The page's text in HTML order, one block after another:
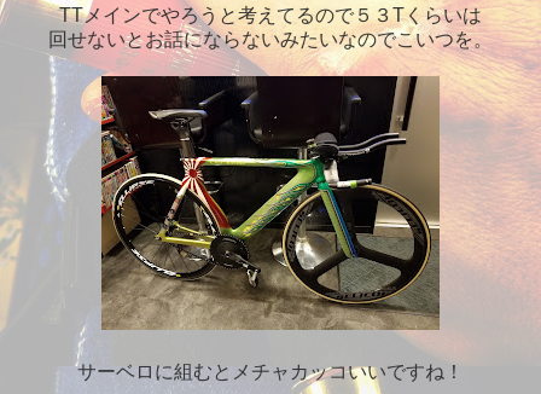
TTメインでやろうと考えてるので５３Tくらいは
回せないとお話にならないみたいなのでこいつを。
サーベロに組むとメチャカッコいいですね！